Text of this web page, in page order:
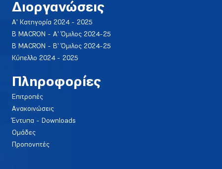
Διοργανώσεις
Α' Κατηγορία 2024 - 2025
Β MACRON - Α' Όμιλος 2024-25
Β MACRON - Β' Όμιλος 2024-25
Κύπελλο 2024 - 2025
Πληροφορίες
Επιτροπές
Ανακοινώσεις
Έντυπα - Downloads
Ομάδες
Προπονητές